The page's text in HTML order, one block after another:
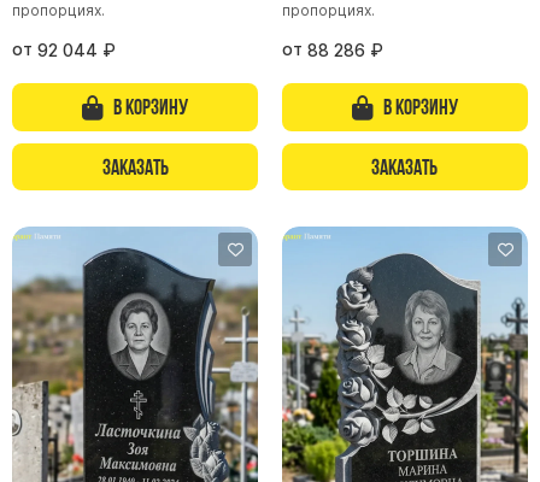
пропорциях.
от 92 044 ₽
В корзину
Заказать
пропорциях.
от 88 286 ₽
В корзину
Заказать